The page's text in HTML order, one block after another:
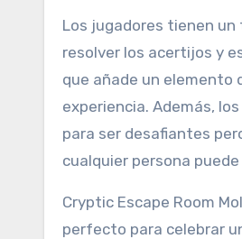
Los jugadores tienen
resolver los acertijos y
que añade un elemento
experiencia. Además,
para ser desafiantes
cualquier persona
Cryptic Escape Room
perfecto para celebrar